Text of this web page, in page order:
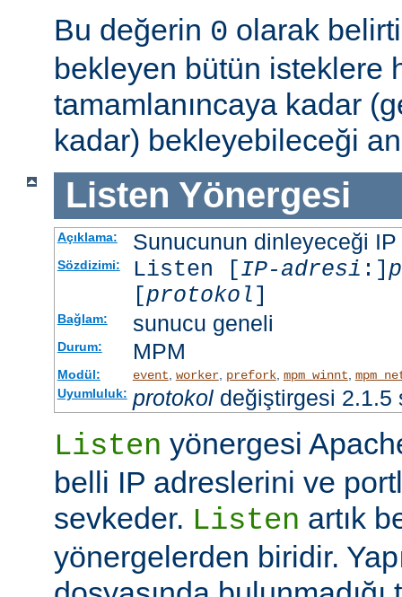
Bu değerin 0 olarak
bekleyen bütün isteklere
tamamlanıncaya kadar
kadar) bekleyebileceği
Listen Yönergesi
Açıklama: Sunucunun dinleyeceği
Sözdizimi: Listen [IP-adresi :]
[protokol]
Bağlam: sunucu geneli
Durum: MPM
Modül: event worker, prefork, mpm_winnt
Uyumluluk: protokoldeğiştirgesi 2.1.5
Listen yönergesi
belli IP adreslerini ve
sevkeder. Listen artık
yönergelerden biridir.